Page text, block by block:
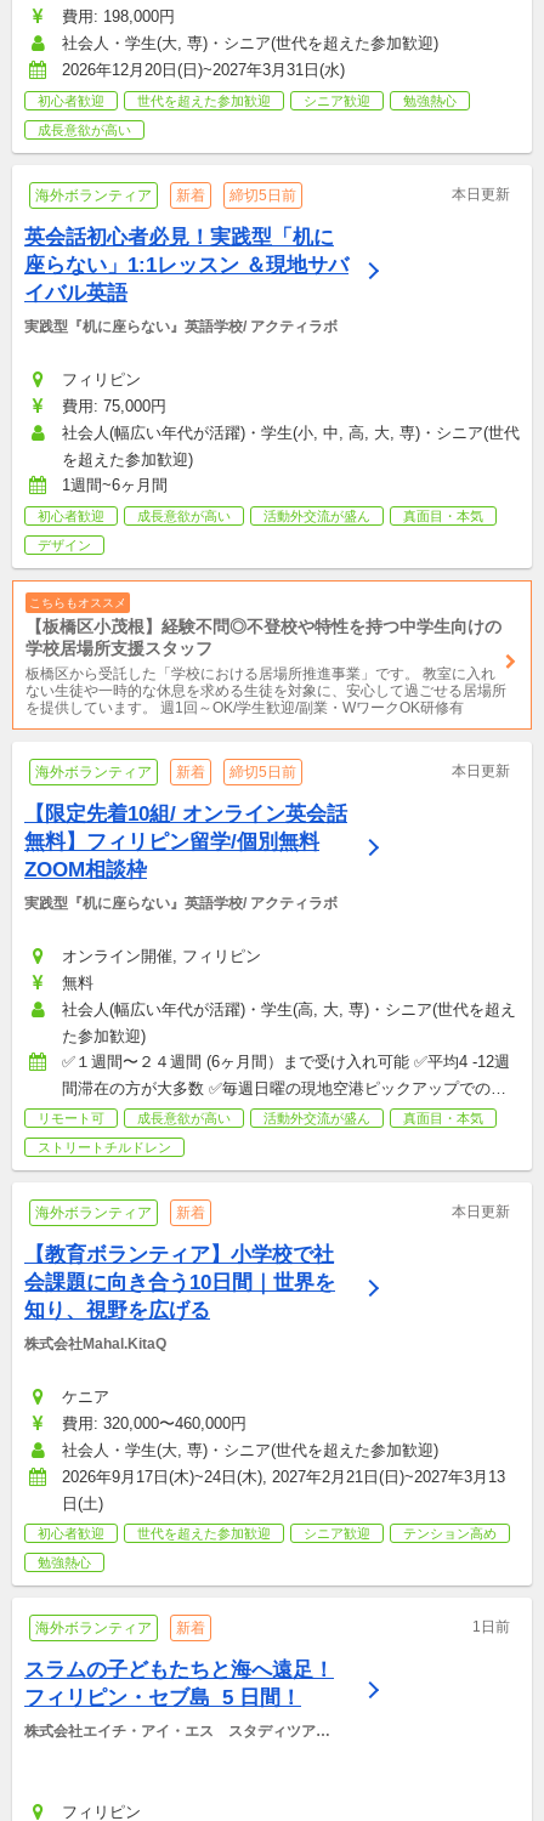
費用: 198,000円
社会人・学生(大, 専)・シニア(世代を超えた参加歓迎)
2026年12月20日(日)~2027年3月31日(水)
初心者歓迎 世代を超えた参加歓迎 シニア歓迎
勉強熱心
成長意欲が高い
海外ボランティア 新着 締切5日前 本日更新
英会話初心者必見！実践型「机に
座らない」1:1レッスン ＆現地サバ
イバル英語
実践型『机に座らない』英語学校/ アクティラボ
フィリピン
費用: 75,000円
社会人(幅広い年代が活躍)・学生(小, 中, 高, 大, 専)・シニア(世代
を超えた参加歓迎)
1週間~6ヶ月間
初心者歓迎 成長意欲が高い 活動外交流が盛ん
真面目・本気
デザイン
こちらもオススメ
【板橋区小茂根】経験不問◎不登校や特性を持つ中学生向けの
学校居場所支援スタッフ
板橋区から受託した「学校における居場所推進事業」です。 教室に入れ
ない生徒や一時的な休息を求める生徒を対象に、安心して過ごせる居場所
を提供しています。 週1回～OK/学生歓迎/副業・WワークOK研修有
海外ボランティア 新着 締切5日前 本日更新
【限定先着10組/ オンライン英会話
無料】フィリピン留学/個別無料
ZOOM相談枠
実践型『机に座らない』英語学校/ アクティラボ
オンライン開催, フィリピン
無料
社会人(幅広い年代が活躍)・学生(高, 大, 専)・シニア(世代を超え
た参加歓迎)
✅１週間〜２４週間 (6ヶ月間）まで受け入れ可能 ✅平均4 -12週
間滞在の方が大多数 ✅毎週日曜の現地空港ピックアップでの受
け入れが基本 ✅小規模学校ですが、ありがたいことに毎日沢山
のお問い合わせを頂いております。 期間によってはお問い合わ
せが集中し、数ヶ月前には予約で埋まる週も御座います。 ✅空
リモート可 成長意欲が高い 活動外交流が盛ん
真面目・本気
ストリートチルドレン
海外ボランティア 新着 本日更新
【教育ボランティア】小学校で社
会課題に向き合う10日間｜世界を
知り、視野を広げる
株式会社Mahal.KitaQ
ケニア
費用: 320,000〜460,000円
社会人・学生(大, 専)・シニア(世代を超えた参加歓迎)
2026年9月17日(木)~24日(木), 2027年2月21日(日)~2027年3月13
日(土)
初心者歓迎 世代を超えた参加歓迎 シニア歓迎
テンション高め
勉強熱心
海外ボランティア 新着 1日前
スラムの子どもたちと海へ遠足！
フィリピン・セブ島  5 日間！
株式会社エイチ・アイ・エス　スタディツアー
フィリピン